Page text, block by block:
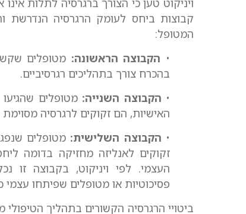
ויניקוט טען כי הצורך ברגרסיה לתלות
קבוצות ביחס לעומק הרגרסיה
המטופל:
• הקבוצה הראשונה: מטופלים
בהכרח צורך בתהליכים רגרסיביים.
• הקבוצה השנייה: מטופלים
האישיות, הם זקוקים לרגרסיה
• הקבוצה השלישית: מטופלים
זקוקים לאנליזה מחזיקה בדומה
העצמי. לפי ויניקוט, בקבוצה זו
פסיכוטיות או מטופלים שפיתחו עצמי
ביטויי הרגרסיה הקשורים בתהליך